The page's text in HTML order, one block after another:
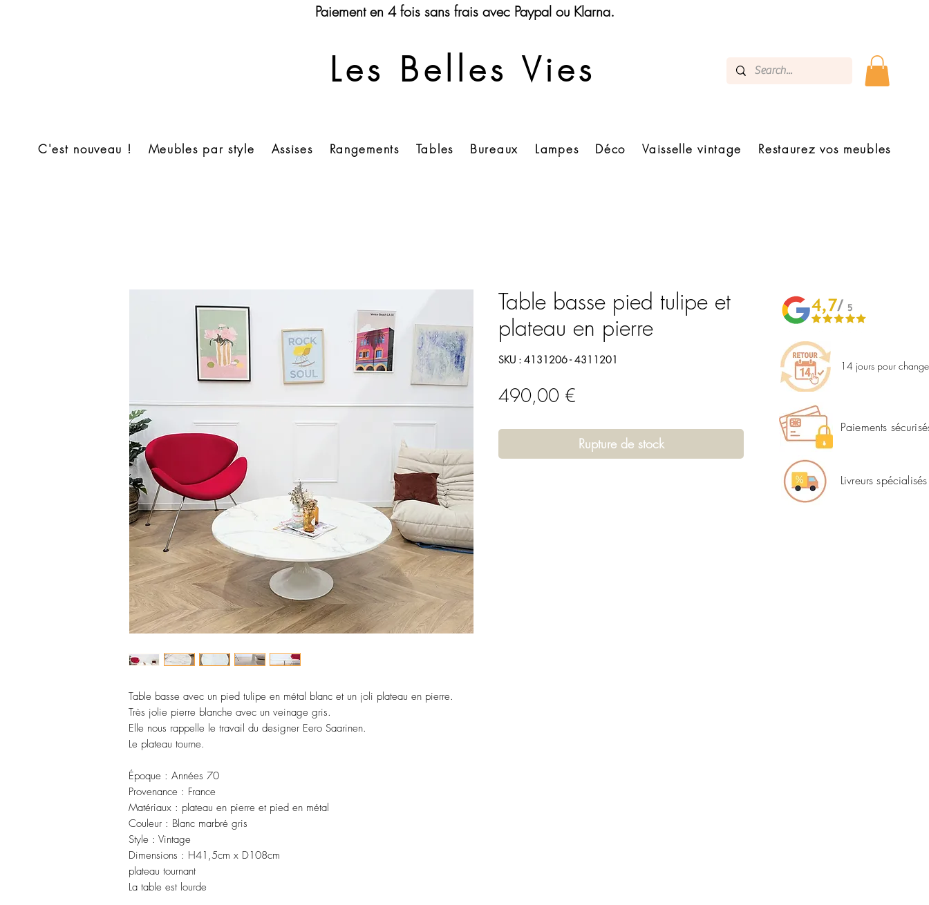
Paiement en 4 fois sans frais avec Paypal ou Klarna.
Les Belles Vies
C'est nouveau ! Meubles par style Assises Rangements Tables Bureaux Lampes Déco Vaisselle vintage Restaurez vos meubles
Table basse avec un pied tulipe en métal blanc et un joli plateau en pierre.
Très jolie pierre blanche avec un veinage gris.
Elle nous rappelle le travail du designer Eero Saarinen.
Le plateau tourne.
Époque : Années 70
Provenance : France
Matériaux : plateau en pierre et pied en métal
Couleur : Blanc marbré gris
Style : Vintage
Dimensions : H41,5cm x D108cm
plateau tournant
La table est lourde
Table basse pied tulipe et
plateau en pierre
SKU : 4131206 - 4311201
490,00 €
Rupture de stock
14 jours pour
Paiements
Livreurs spécialisés